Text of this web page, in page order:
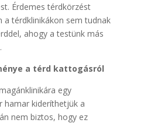
Érdemes térdkörzést
a térdklinikákon sem tudnak
ahogy a testünk más
a térd kattogásról
egy
hamar kideríthetjük a
nem biztos, hogy ez